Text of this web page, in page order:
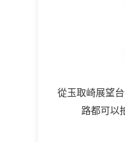
從玉取崎展望
路都可以